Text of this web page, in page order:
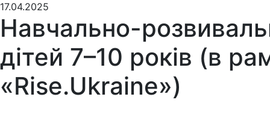
17.04.2025
Навчально-
дітей 7–10 років (в
«Rise.Ukraine»)